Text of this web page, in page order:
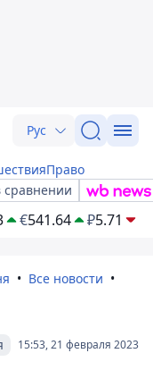
Рус
Право
сравнении
€541.64 ₽5.71
Все новости
15:53, 21 февраля 2023